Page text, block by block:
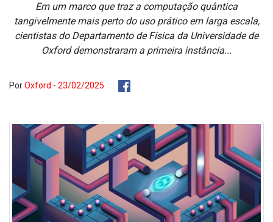
Em um marco que traz a computação quântica
tangivelmente mais perto do uso prático em larga escala,
cientistas do Departamento de Física da Universidade de
Oxford demonstraram a primeira instância...
PorOxford - 23/02/2025